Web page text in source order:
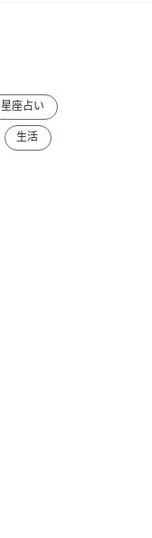
星座占い
生活